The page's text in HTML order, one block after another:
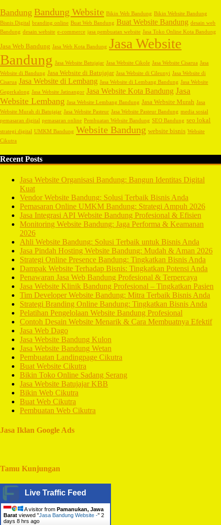
Bandung Bandung Website Bikin Web Bandung Bikin Website Bandung
Bisnis Digital branding online Buat Web Bandung Buat Website Bandung desain web
Bandung desain website e-commerce jasa pembuatan website Jasa Toko Online Kota Bandung
Jasa Web Bandung Jasa Web Kota Bandung Jasa Website
Bandung Jasa Website Batujajar Jasa Website Cikole Jasa Website Cisarua Jasa
Website di Bandung Jasa Website di Batujajar Jasa Website di Cileunyi Jasa Website di
Cisarua Jasa Website di Lembang Jasa Website di Lembang Bandung Jasa Website
Gegerkalong Jasa Website Jatinangor Jasa Website Kota Bandung Jasa
Website Lembang Jasa Website Lembang Bandung Jasa Website Murah Jasa
Website Murah di Batujajar Jasa Website Pasteur Jasa Website Pasteur Bandung media sosial
pemasaran digital pemasaran online Pembuatan Website Bandung SEO Bandung seo lokal
strategi digital UMKM Bandung Website Bandung website bisnis Website
Cikutra
Recent Posts
Jasa Website Organisasi Bandung: Bangun Identitas Digital
Kuat
Vendor Website Bandung: Solusi Terbaik Bisnis Anda
Pemasaran Online UMKM Bandung: Strategi Ampuh 2026
Jasa Integrasi API Website Bandung Profesional & Efisien
Monitoring Website Bandung: Jaga Performa & Keamanan
2026
Ahli Website Bandung: Solusi Terbaik untuk Bisnis Anda
Jasa Pindah Hosting Website Bandung: Mudah & Aman 2026
Strategi Online Presence Bandung: Tingkatkan Bisnis Anda
Dampak Website Terhadap Bisnis: Tingkatkan Potensi Anda
Penawaran Jasa Web Bandung Profesional & Terpercaya
Jasa Website Klinik Bandung Profesional – Tingkatkan Pasien
Tim Developer Website Bandung: Mitra Terbaik Bisnis Anda
Strategi Branding Online Bandung: Tingkatkan Bisnis Anda
Pelatihan Pengelolaan Website Bandung Profesional
Contoh Desain Website Menarik & Cara Membuatnya Efektif
Jasa Web Dago
Jasa Website Bandung Kulon
Jasa Website Bandung Wetan
Pembuatan Landingpage Cikutra
Buat Website Cikutra
Bikin Toko Online Sadang Serang
Jasa Website Batujajar KBB
Bikin Web Cikutra
Buat Web Cikutra
Pembuatan Web Cikutra
Jasa Iklan Google Ads
Tamu Kunjungan
Live Traffic Feed
A visitor from Pamanukan, Jawa
Barat viewed "Jasa Bandung Website -" 2
days 8 hrs ago